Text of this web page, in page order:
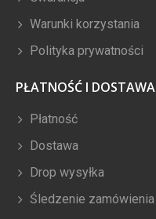
Warunki korzystania
Polityka prywatności
PŁATNOŚĆ I DOSTAWA
Płatność
Dostawa
Drop wysyłka
Śledzenie zamówienia